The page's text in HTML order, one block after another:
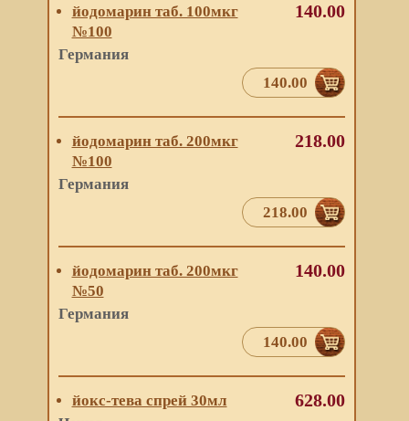
йодомарин таб. 100мкг
№100
Германия
140.00
140.00
йодомарин таб. 200мкг
№100
Германия
218.00
218.00
йодомарин таб. 200мкг
№50
Германия
140.00
140.00
йокс-тева спрей 30мл
628.00